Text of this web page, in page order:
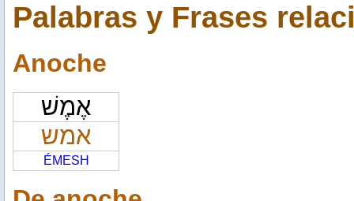
Palabras y Frases
Anoche
אֶמֶשׁ
אמש
ÉMESH